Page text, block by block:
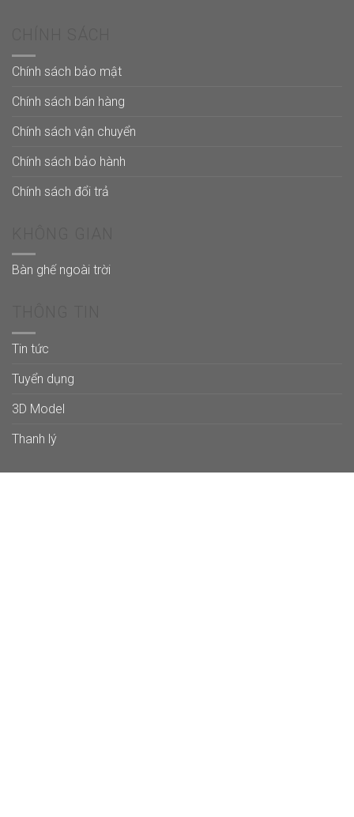
Chính sách bảo mật
Chính sách bán hàng
Chính sách vận chuyển
Chính sách bảo hành
Chính sách đổi trả
Bàn ghế ngoài trời
Tin tức
Tuyển dụng
3D Model
Thanh lý